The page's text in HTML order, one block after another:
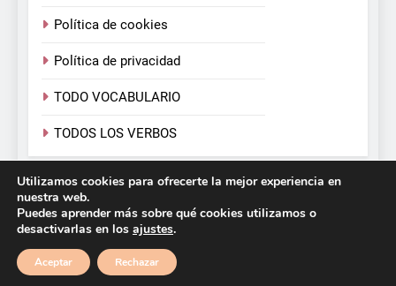
Política de cookies
Política de privacidad
TODO VOCABULARIO
TODOS LOS VERBOS
Español para Extranjeros. Victoria Monera y Carmen
Calvo. 2026. Funciona gracias aBlazeThemes
Utilizamos cookies para ofrecerte la mejor experiencia en
nuestra web.
Puedes aprender más sobre qué cookies utilizamos o
desactivarlas en los ajustes.
Aceptar Rechazar